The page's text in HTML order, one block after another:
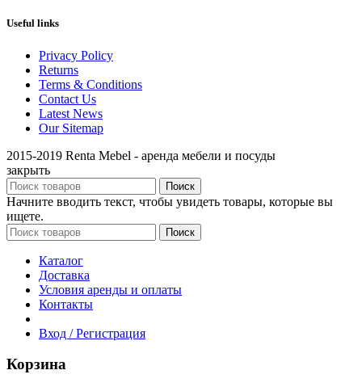
Useful links
Privacy Policy
Returns
Terms & Conditions
Contact Us
Latest News
Our Sitemap
2015-2019 Renta Mebel - аренда мебели и посуды
закрыть
Поиск
Начните вводить текст, чтобы увидеть товары, которые вы
ищете.
Поиск
Каталог
Доставка
Условия аренды и оплаты
Контакты
Вход / Регистрация
Корзина